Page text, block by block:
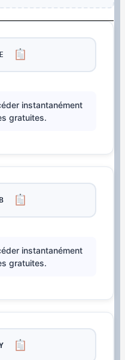
instantanément
gratuites.
instantanément
gratuites.